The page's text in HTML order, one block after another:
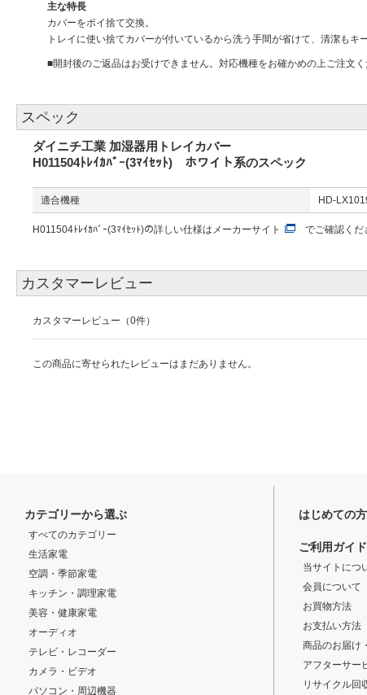
主な特長
カバーをポイ捨て交換。
トレイに使い捨てカバーが付いているから洗う手間が省けて、清潔もキ
■開封後のご返品はお受けできません。対応機種をお確かめの上ご注文く
スペック
ダイニチ工業 加湿器用トレイカバー
H011504ﾄﾚｲｶﾊﾞｰ(3ﾏｲｾｯﾄ) ホワイト系のスペック
適合機種 HD-
H011504ﾄﾚｲｶﾊﾞｰ(3ﾏｲｾｯﾄ)の詳しい仕様は メーカーサイト でご確認くだ
カスタマーレビュー
カスタマーレビュー（0件）
この商品に寄せられたレビューはまだありません。
カテゴリーから選ぶ
すべてのカテゴリー
生活家電
空調・季節家電
キッチン・調理家電
美容・健康家電
オーディオ
テレビ・レコーダー
カメラ・ビデオ
パソコン・周辺機器
はじめての
ご利用ガイド
当サイトにつ
会員について
お買物方法
お支払い方法
商品のお届け
アフターサー
リサイクル回